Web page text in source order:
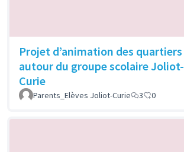
Projet d’animation des quartiers
autour du groupe scolaire Joliot-
Curie
Parents_Elèves Joliot-Curie 3 0